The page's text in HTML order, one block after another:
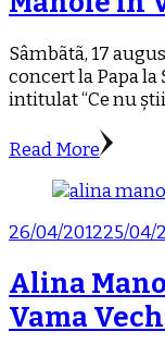
Sâmbãtã, 17
concert la Papa
intitulat “Ce nu știi
Read More
26/04/201225/04/
Alina
Vama